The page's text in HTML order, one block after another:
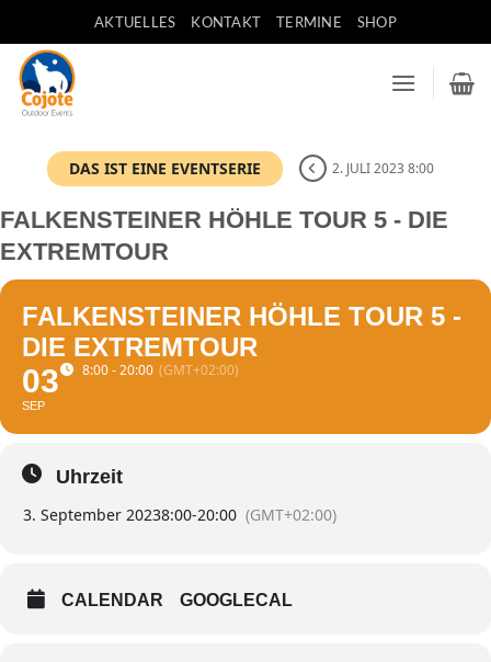
Inhalt
springen
AKTUELLES KONTAKT TERMINE SHOP
DAS IST EINE EVENTSERIE 2. JULI 2023 8:00
FALKENSTEINER HÖHLE TOUR 5 - DIE
EXTREMTOUR
FALKENSTEINER HÖHLE TOUR 5 -
DIE EXTREMTOUR
03
SEP
8:00 - 20:00 (GMT+02:00)
Uhrzeit
3. September 20238:00-20:00 (GMT+02:00)
CALENDAR GOOGLECAL